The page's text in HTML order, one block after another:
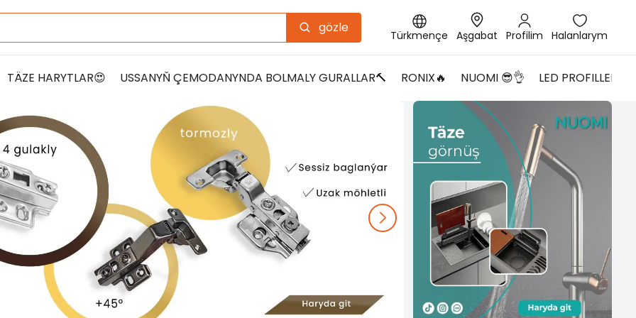
gözle
Türkmençe Aşgabat Profilim Halanlarym
TÄZE HARYTLAR😍 USSANYŇ ÇEMODANYNDA BOLMALY GURALLAR🔨 RONIX🔥 NUOMI 😎👌 LED PROFILLER😎